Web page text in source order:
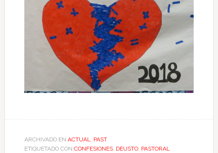
ARCHIVADO EN:ACTUAL, PAST
ETIQUETADO CON:CONFESIONES, DEUSTO, PASTORAL